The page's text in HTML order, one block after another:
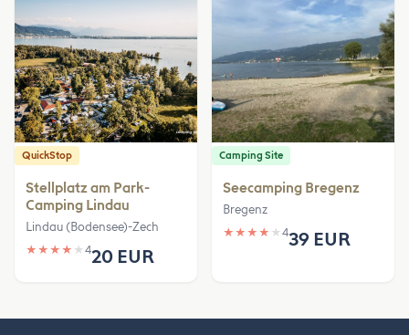
QuickStop
Stellplatz am Park-
Camping Lindau
Lindau (Bodensee)-Zech
★ ★ ★ ★ ★ 420 EUR
Camping Site
Seecamping Bregenz
Bregenz
★ ★ ★ ★ ★ 439 EUR